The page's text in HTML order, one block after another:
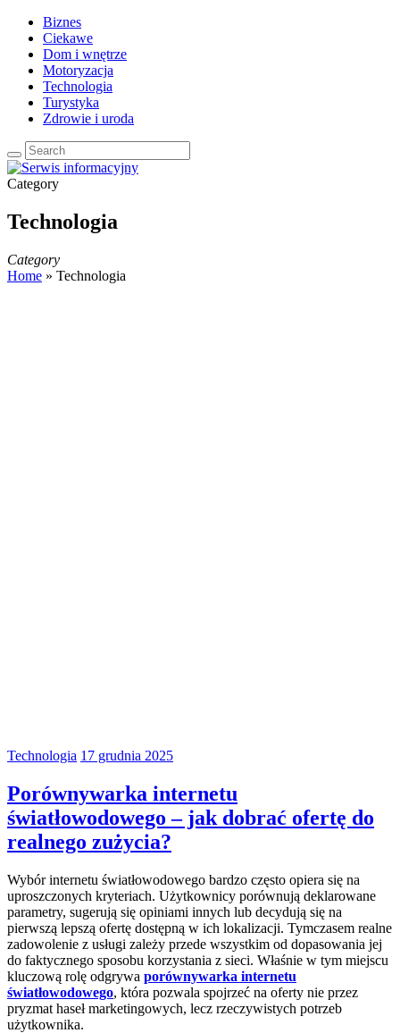
Biznes
Ciekawe
Dom i wnętrze
Motoryzacja
Technologia
Turystyka
Zdrowie i uroda
Category
Technologia
Category
Home » Technologia
Technologia 17 grudnia 2025
Porównywarka internetu
światłowodowego – jak dobrać ofertę do
realnego zużycia?
Wybór internetu światłowodowego bardzo często opiera się na
uproszczonych kryteriach. Użytkownicy porównują deklarowane
parametry, sugerują się opiniami innych lub decydują się na
pierwszą lepszą ofertę dostępną w ich lokalizacji. Tymczasem realne
zadowolenie z usługi zależy przede wszystkim od dopasowania jej
do faktycznego sposobu korzystania z sieci. Właśnie w tym miejscu
kluczową rolę odgrywa porównywarka internetu
światłowodowego, która pozwala spojrzeć na oferty nie przez
pryzmat haseł marketingowych, lecz rzeczywistych potrzeb
użytkownika.